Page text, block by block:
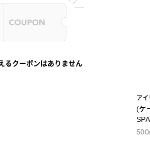
るクーポンはありません
アイ
(ケ